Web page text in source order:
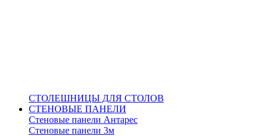
СТОЛЕШНИЦЫ ДЛЯ СТОЛОВ
СТЕНОВЫЕ ПАНЕЛИ
Стеновые панели Антарес
Стеновые панели 3м